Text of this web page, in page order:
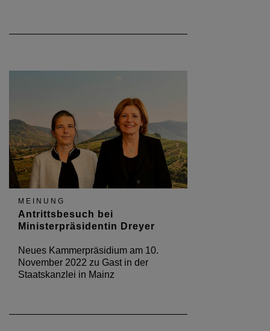
MEINUNG
Antrittsbesuch bei
Ministerpräsidentin Dreyer
Neues Kammerpräsidium am 10.
November 2022 zu Gast in der
Staatskanzlei in Mainz